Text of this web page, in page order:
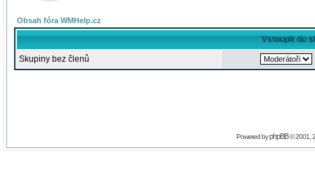
Obsah fóra WMHelp.cz
Vstoupit do
Skupiny bez členů
Powered byphpBB© 2001,